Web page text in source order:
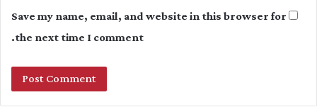
Save my name, email, and website in this browser for
the next time I comment.